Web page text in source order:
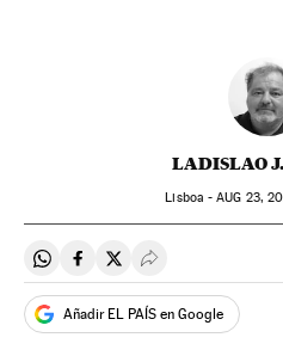
LADISLAO
Lisboa -AUG 23,
Compartir en Whatsapp
Compartir en Facebook
Compartir en Twitter
Desplegar
Añadir EL PAÍS en Google